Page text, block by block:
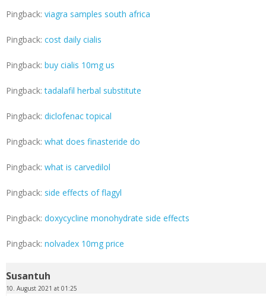
Pingback: viagra samples south africa
Pingback: cost daily cialis
Pingback: buy cialis 10mg us
Pingback:tadalafil herbal substitute
Pingback: diclofenac topical
Pingback: what does finasteride do
Pingback: what is carvedilol
Pingback: side effects of flagyl
Pingback: doxycycline monohydrate side effects
Pingback: nolvadex 10mg price
Susantuh
10. August 2021 at 01:25